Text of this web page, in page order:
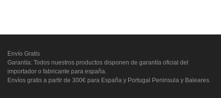
Envío Gratis
Garantía: Todos nuestros productos disponen de garantía oficial del
importador o fabricante para españa.
Envíos gratis a partir de 300€ para España y Portugal Peninsula y Baleares.